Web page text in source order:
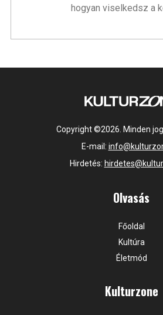
hogyan viselkedsz a
Copyright ©2026. Minden
E-mail:
Hirdetés:
Olvasás
Főoldal
Kultúra
Életmód
Kulturzone